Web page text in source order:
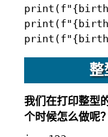
整
我们在打印整型
个时候怎么做呢？